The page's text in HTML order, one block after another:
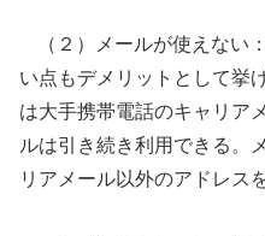
（２）メールが使えない
い点もデメリットとして挙
は大手携帯電話のキャリア
ルは引き続き利用できる。
リアメール以外のアドレス